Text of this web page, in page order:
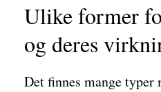
Ulike former
og deres
Det finnes mange typer